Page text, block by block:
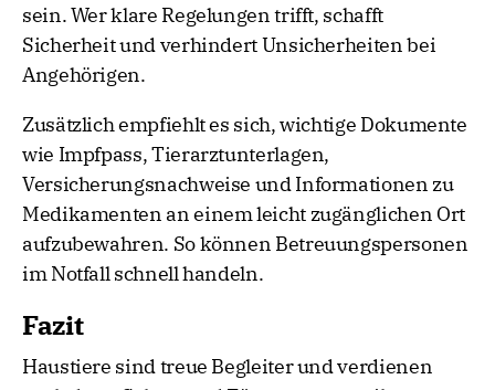
sein. Wer klare Regelungen trifft, schafft
Sicherheit und verhindert Unsicherheiten bei
Angehörigen.
Zusätzlich empfiehlt es sich, wichtige Dokumente
wie Impfpass, Tierarztunterlagen,
Versicherungsnachweise und Informationen zu
Medikamenten an einem leicht zugänglichen Ort
aufzubewahren. So können Betreuungspersonen
im Notfall schnell handeln.
Fazit
Haustiere sind treue Begleiter und verdienen